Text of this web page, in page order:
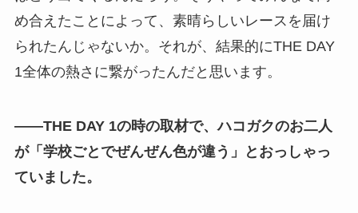
め合えたことによって、素晴らしいレースを届け
られたんじゃないか。それが、結果的にTHE DAY
1全体の熱さに繋がったんだと思います。
――THE DAY 1の時の取材で、ハコガクのお二人
が「学校ごとでぜんぜん色が違う」とおっしゃっ
ていました。